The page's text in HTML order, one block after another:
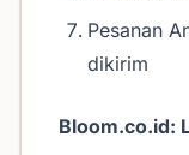
Pesanan
dikirim
Bloom.co.id: